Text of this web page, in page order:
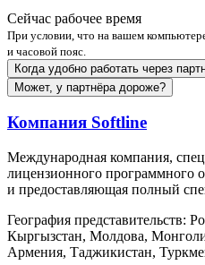
Сейчас рабочее время
При условии, что на вашем
и часовой пояс.
Когда удобно работать через
Может, у партнёра дороже?
Компания Softline
Международная компания,
лицензионного программного
и предоставляющая полный
География представительств:
Кыргызстан, Молдова,
Армения, Таджикистан,